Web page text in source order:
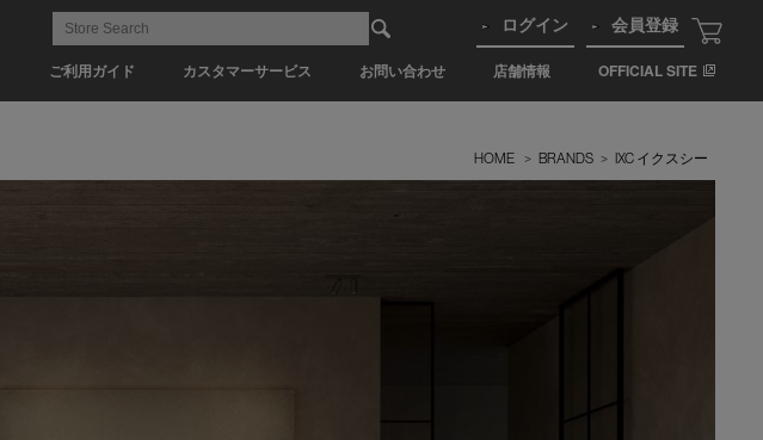
ご利用ガイド カスタマーサービス お問い合わせ 店舗情報 OFFICIAL SITE
ログイン 会員登録
HOME > BRANDS > IXC イクスシー